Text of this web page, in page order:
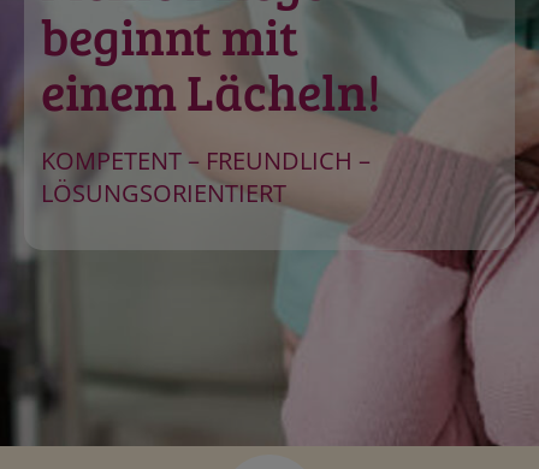
beginnt mit
einem Lächeln!
KOMPETENT – FREUNDLICH –
LÖSUNGSORIENTIERT